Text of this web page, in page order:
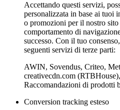
Accettando questi servizi,
personalizzata in base ai tuoi
o promozioni per il nostro
comportamento di
successo. Con il tuo
seguenti servizi di terze parti:
AWIN, Sovendus, Criteo,
creativecdn.com
Raccomandazioni di prodotti
Conversion tracking esteso